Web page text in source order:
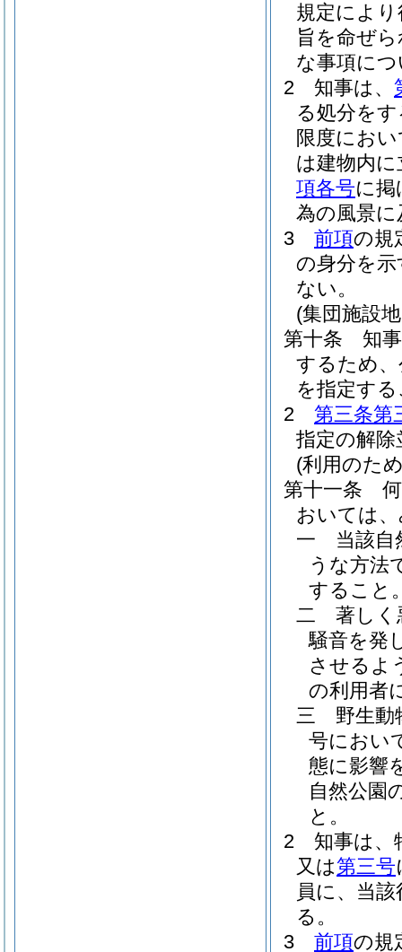
規定によ
旨を命ぜ
な事項に
2
知事は、
る処分を
限度にお
は建物内
項各号に掲
為の風景
3
前項の規
の身分を
ない。
(集団施設
第十条
知
するため
を指定す
2
第三条第
指定の解
(利用のた
第十一条
おいては
一
当該
うな方法
すること
二
著しく
騒音を発
させるよ
の利用者
三
野生動
号におい
態に影響
自然公園
と。
2
知事は、
又は第三号
員に、当
る。
3
前項の規